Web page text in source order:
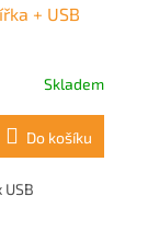
+ USB
Skladem
Do košíku